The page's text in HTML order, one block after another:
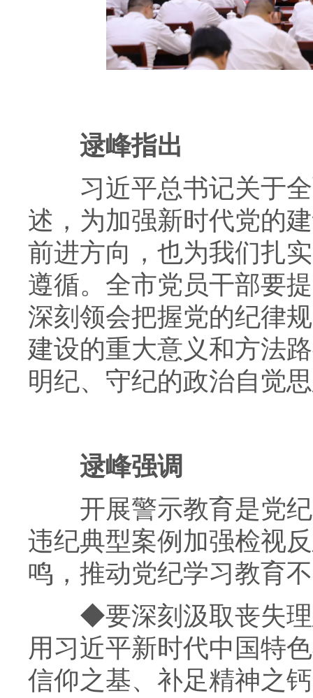
逯峰指出
习近平总书记关于全
述，为加强新时代党的
前进方向，也为我们扎
遵循。全市党员干部要
深刻领会把握党的纪律
建设的重大意义和方法
明纪、守纪的政治自觉
逯峰强调
开展警示教育是党纪
违纪典型案例加强检视
鸣，推动党纪学习教育
◆要深刻汲取丧失
用习近平新时代中国特
信仰之基、补足精神之